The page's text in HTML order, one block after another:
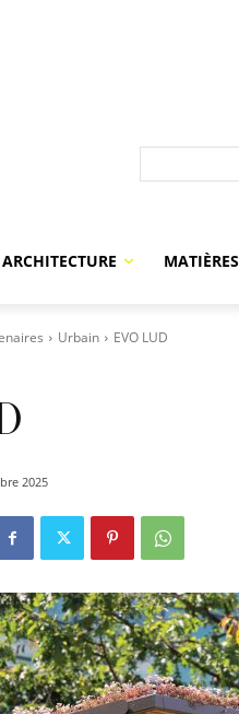
ARCHITECTURE MATIÈRES
Urbain EVO LUD
2025